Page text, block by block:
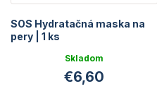
SOS Hydratačná maska na
pery | 1 ks
Skladom
€6,60